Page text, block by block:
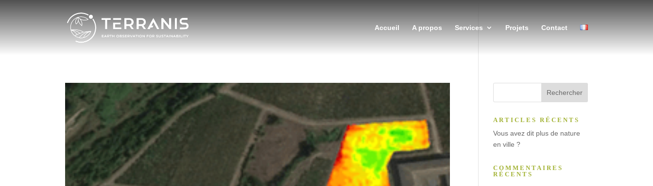
Accueil A propos Services Projets Contact
ARTICLES RÉCENTS
Vous avez dit plus de nature
en ville ?
COMMENTAIRES
RÉCENTS